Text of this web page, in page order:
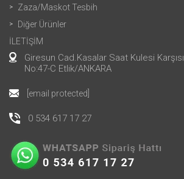
Zaza/Maskot Tesbih
Diğer Ürünler
İLETİŞİM
Giresun Cad.Kasalar Saat Kulesi Karşısı
No:47-C Etlik/ANKARA
[email protected]
0 534 617 17 27